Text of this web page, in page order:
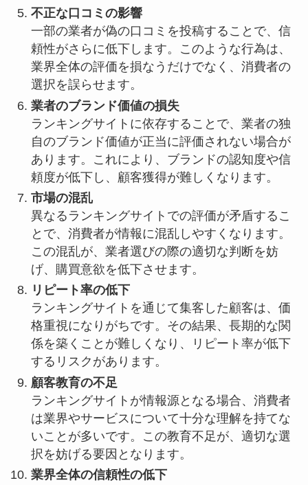
不正な口コミの影響
一部の業者が偽の口コミを投稿することで、信
頼性がさらに低下します。このような行為は、
業界全体の評価を損なうだけでなく、消費者の
選択を誤らせます。
業者のブランド価値の損失
ランキングサイトに依存することで、業者の独
自のブランド価値が正当に評価されない場合が
あります。これにより、ブランドの認知度や信
頼度が低下し、顧客獲得が難しくなります。
市場の混乱
異なるランキングサイトでの評価が矛盾するこ
とで、消費者が情報に混乱しやすくなります。
この混乱が、業者選びの際の適切な判断を妨
げ、購買意欲を低下させます。
リピート率の低下
ランキングサイトを通じて集客した顧客は、価
格重視になりがちです。その結果、長期的な関
係を築くことが難しくなり、リピート率が低下
するリスクがあります。
顧客教育の不足
ランキングサイトが情報源となる場合、消費者
は業界やサービスについて十分な理解を持てな
いことが多いです。この教育不足が、適切な選
択を妨げる要因となります。
業界全体の信頼性の低下